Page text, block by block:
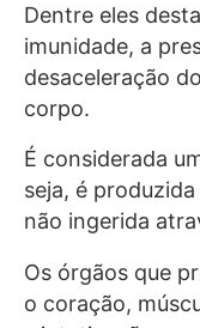
Dentre eles
imunidade, a
desaceleração
corpo.
É considerada
seja, é
não ingerida
Os órgãos que
o coração,